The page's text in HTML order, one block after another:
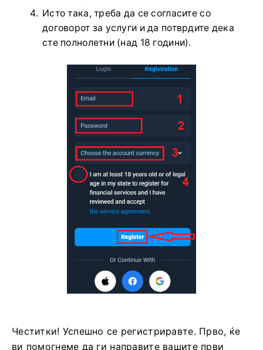
Исто така, треба да се согласите со
договорот за услуги и да потврдите дека
сте полнолетни (над 18 години).
Честитки! Успешно се регистриравте. Прво, ќе
ви помогнеме да ги направите вашите први